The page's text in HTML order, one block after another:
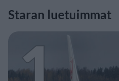
Staran luetuimmat